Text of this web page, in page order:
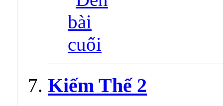
Kiếm Thế 2